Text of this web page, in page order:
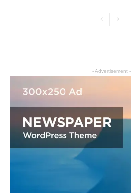
- Advertisement -